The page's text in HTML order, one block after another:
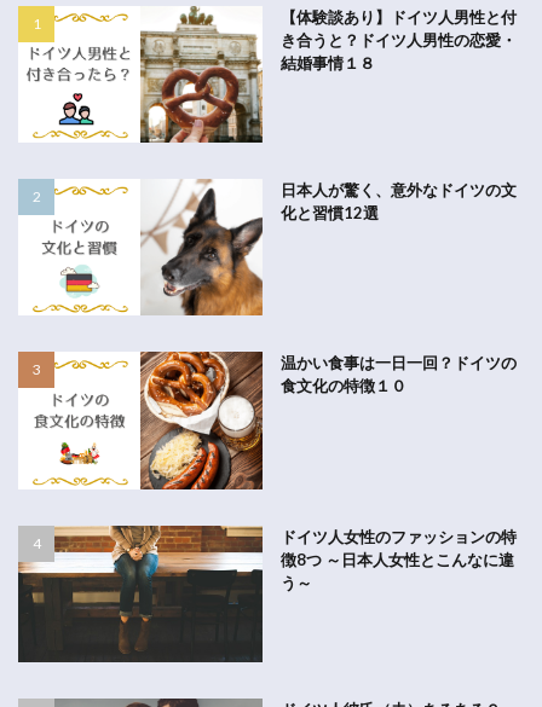
【体験談あり】ドイツ人男性と付
き合うと？ドイツ人男性の恋愛・
結婚事情１８
日本人が驚く、意外なドイツの文
化と習慣12選
温かい食事は一日一回？ドイツの
食文化の特徴１０
ドイツ人女性のファッションの特
徴8つ ～日本人女性とこんなに違
う～